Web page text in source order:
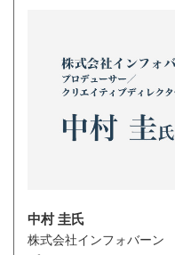
中村 圭氏
株式会社インフォバーン